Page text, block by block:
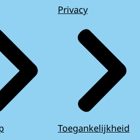
Privacy
Toegankelijkheid